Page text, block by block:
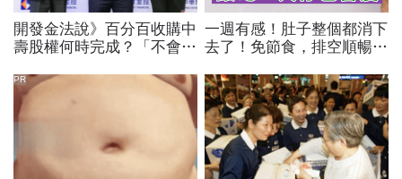
開發金法說》百分百收購中
壽股權何時完成？「不會晚
一週有感！肚子整個都消下
去了！免節食，排空順暢就
PR